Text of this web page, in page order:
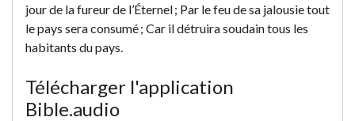
jour de la fureur de l’Éternel ; Par le feu de sa jalousie tout
le pays sera consumé ; Car il détruira soudain tous les
habitants du pays.
Télécharger l'application
Bible.audio